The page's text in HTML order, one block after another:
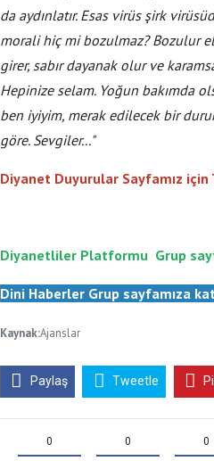
da aydınlatır. Esas virüs şirk
morali hiç mi bozulmaz? Bozulur
girer, sabır dayanak olur ve
Hepinize selam. Yoğun bakımda
ben iyiyim, merak edilecek bir
göre. Sevgiler..."
Diyanet Duyurular Sayfamız için
Diyanetliler Platformu Grup
Dini Haberler Grup sayfamıza
Kaynak:Ajanslar
Paylaş Tweetle
0 0 0